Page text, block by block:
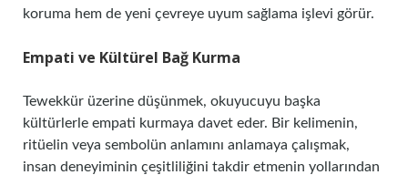
koruma hem de yeni çevreye uyum sağlama işlevi görür.
Empati ve Kültürel Bağ Kurma
Tewekkür üzerine düşünmek, okuyucuyu başka
kültürlerle empati kurmaya davet eder. Bir kelimenin,
ritüelin veya sembolün anlamını anlamaya çalışmak,
insan deneyiminin çeşitliliğini takdir etmenin yollarından